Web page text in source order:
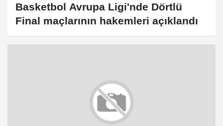
Basketbol Avrupa Ligi'nde Dörtlü
Final maçlarının hakemleri açıklandı